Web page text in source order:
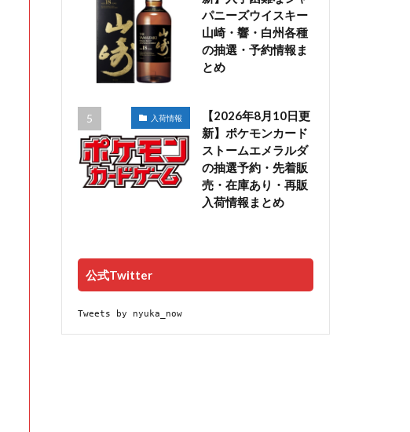
パニーズウイスキー
山崎・響・白州各種
の抽選・予約情報ま
とめ
入荷情報
【2026年8月10日更
新】ポケモンカード
ストームエメラルダ
の抽選予約・先着販
売・在庫あり・再販
入荷情報まとめ
公式Twitter
Tweets by nyuka_now